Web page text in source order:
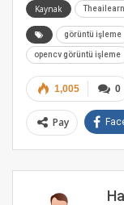
Kaynak
görüntü işleme
opencv görüntü işleme
0
1,005
Pay